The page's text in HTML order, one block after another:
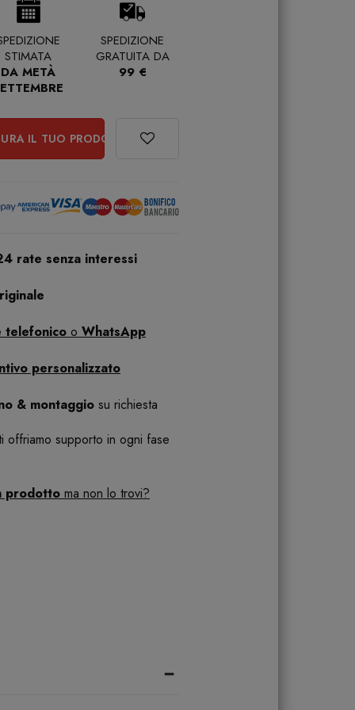
STIMATA
DA METÀ
SPEDIZIONE
GRATUITA DA
99 €
IL TUO PRODOTTO
rate senza interessi
telefonico o WhatsApp
personalizzato
& montaggio su richiesta
offriamo supporto in ogni fase
prodotto ma non lo trovi?
-